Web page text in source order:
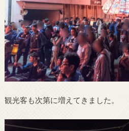
観光客も次第に増えてきました。